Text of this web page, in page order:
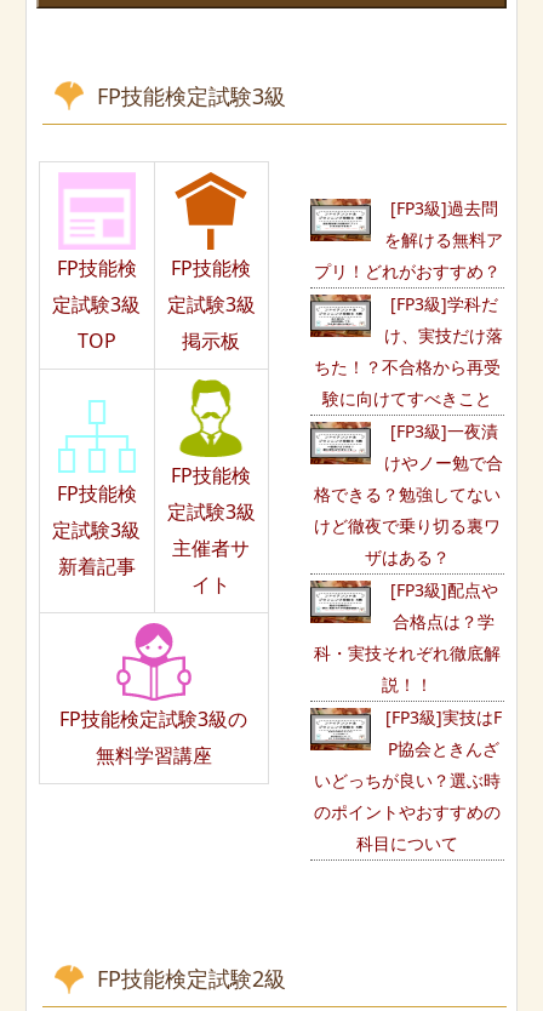
FP技能検定試験3級
FP技能検
定試験3級
TOP
FP技能検
定試験3級
掲示板
FP技能検
定試験3級
新着記事
FP技能検
定試験3級
主催者サ
イト
FP技能検定試験3級の
無料学習講座
[FP3級]過去問
を解ける無料ア
プリ！どれがおすすめ？
[FP3級]学科だ
け、実技だけ落
ちた！？不合格から再受
験に向けてすべきこと
[FP3級]一夜漬
けやノー勉で合
格できる？勉強してない
けど徹夜で乗り切る裏ワ
ザはある？
[FP3級]配点や
合格点は？学
科・実技それぞれ徹底解
説！！
[FP3級]実技はF
P協会ときんざ
いどっちが良い？選ぶ時
のポイントやおすすめの
科目について
FP技能検定試験2級